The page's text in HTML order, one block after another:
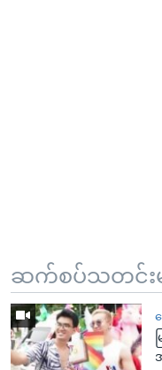
ဆက်စပ်သတင်းမ